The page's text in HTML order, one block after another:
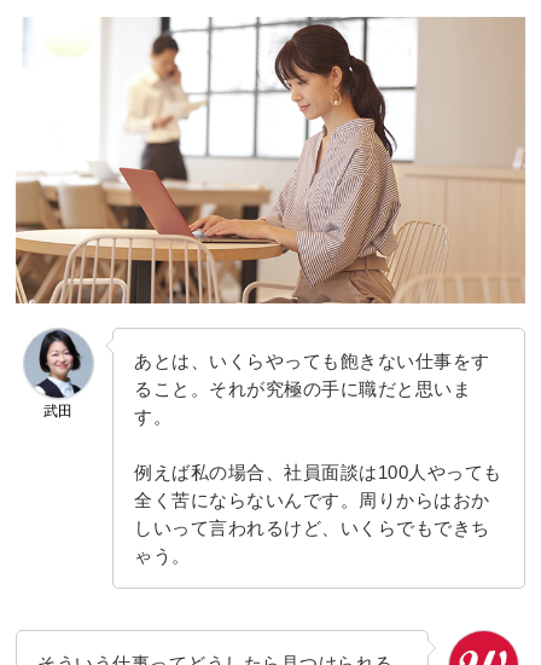
武田
あとは、いくらやっても飽きない仕事をす
ること。それが究極の手に職だと思いま
す。
例えば私の場合、社員面談は100人やっても
全く苦にならないんです。周りからはおか
しいって言われるけど、いくらでもできち
ゃう。